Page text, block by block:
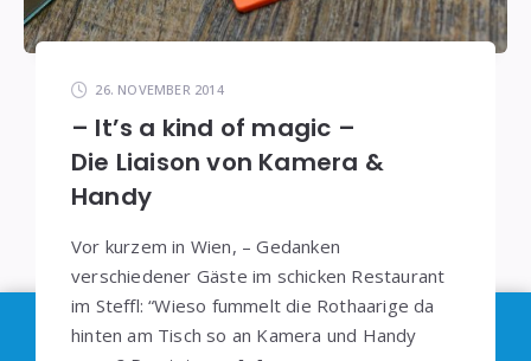
26. NOVEMBER 2014
– It’s a kind of magic –
Die Liaison von Kamera &
Handy
Vor kurzem in Wien, – Gedanken
verschiedener Gäste im schicken Restaurant
im Steffl: “Wieso fummelt die Rothaarige da
hinten am Tisch so an Kamera und Handy
Im Sinne derDSGVO : Die Erfassung Deiner Daten